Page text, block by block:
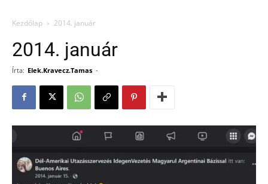
Kezdőlap 2014. január
2014. január
Írta: Elek.Kravecz.Tamas -